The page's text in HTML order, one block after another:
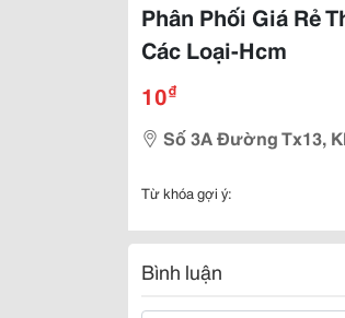
Phân Phối Giá Rẻ
Các Loại-Hcm
10₫
Số 3A Đường Tx13,
Từ khóa gợi ý:
Bình luận